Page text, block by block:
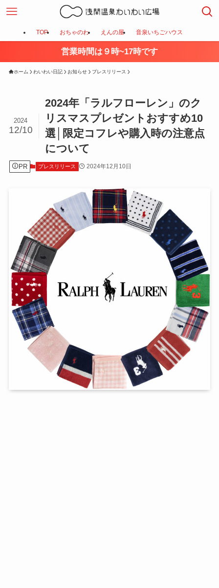
TOP おちゃのわ えんの屋 音泉いちごハウス
営業時間は９時~17時です
ホーム わいわい日記 お知らせ プレスリリース
2024年「ラルフローレン」のク
リスマスプレゼントおすすめ10
選│限定コフレや購入時の注意点
について
2024
12/10
PR プレスリリース 2024年12月10日